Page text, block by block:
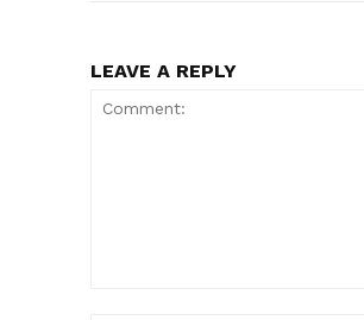
LEAVE A REPLY